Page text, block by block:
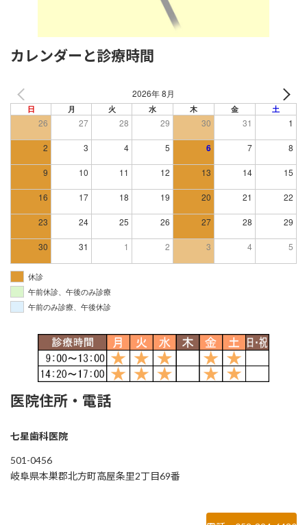
カレンダーと診療時間
2026年 8月
日 月 火 水 木 金 土
26 27 28 29 30 31 1
2 3 4 5 6 7 8
9 10 11 12 13 14 15
16 17 18 19 20 21 22
23 24 25 26 27 28 29
30 31 1 2 3 4 5
休診
午前休診、午後のみ診療
午前のみ診療、午後休診
医院住所・電話
七星歯科医院
501-0456
岐阜県本巣郡北方町高屋条里2丁目69番